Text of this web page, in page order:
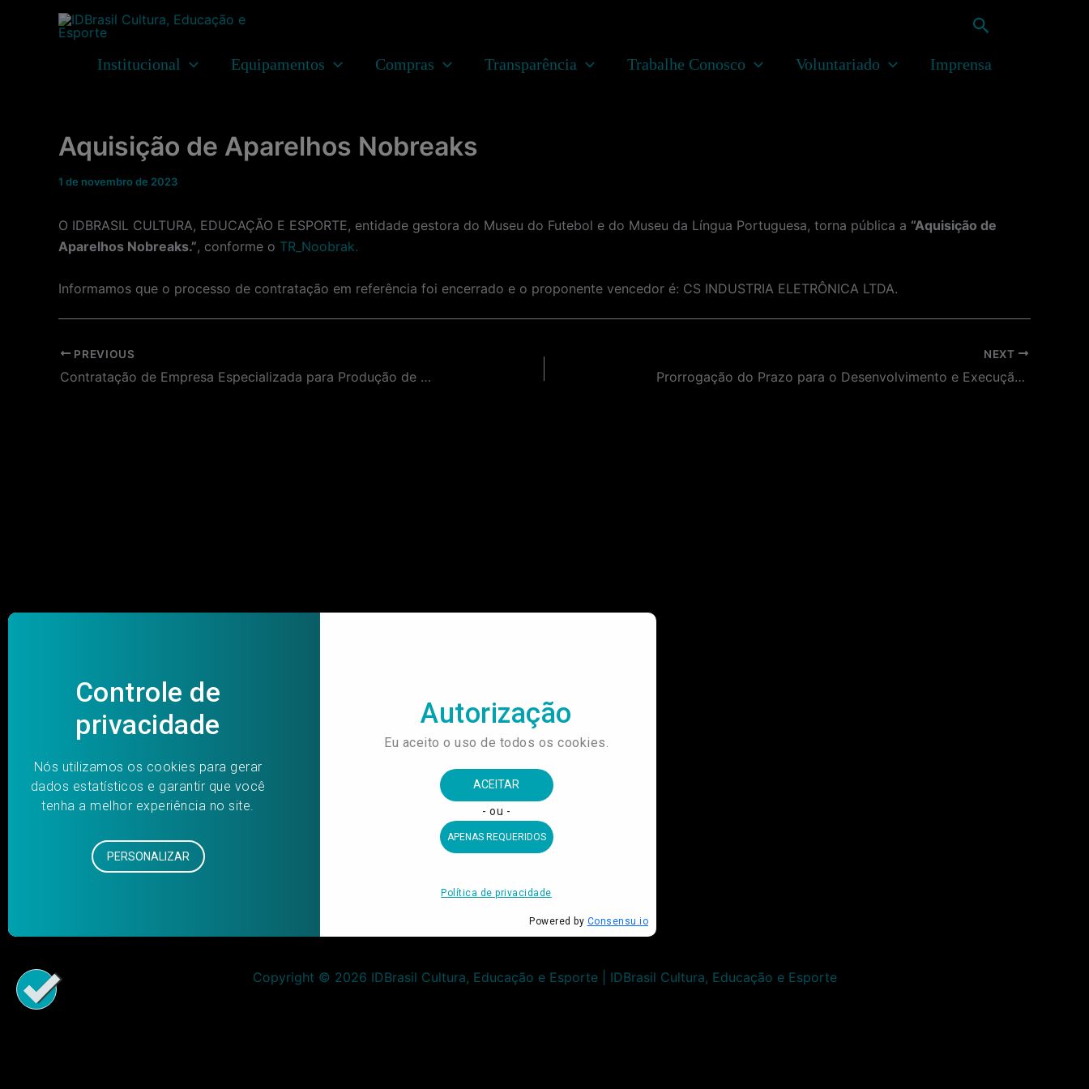
Pesquisar
Institucional Equipamentos Compras Transparência Trabalhe Conosco Voluntariado Imprensa
Aquisição de Aparelhos Nobreaks
1 de novembro de 2023
O IDBRASIL CULTURA, EDUCAÇÃO E ESPORTE, entidade gestora do Museu do Futebol e do Museu da Língua Portuguesa, torna pública a “Aquisição de
Aparelhos Nobreaks.”, conforme o TR_Noobrak.
Informamos que o processo de contratação em referência foi encerrado e o proponente vencedor é: CS INDUSTRIA ELETRÔNICA LTDA.
Post
navigation
PREVIOUS
Contratação de Empresa Especializada para Produção de Mapas Táteis Acessíveis para o Projeto de Renovação da Exposição principal do Museu do Futebol
NEXT
Prorrogação do Prazo para o Desenvolvimento e Execução Projeto de Acessibilidade.
Copyright © 2026 IDBrasil Cultura, Educação e Esporte | IDBrasil Cultura, Educação e Esporte